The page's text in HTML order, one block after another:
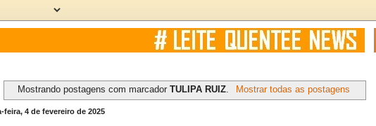
Mostrando postagens com marcadorTULIPA RUIZ Mostrar todas as postagens
feira, 4 de fevereiro de 2025